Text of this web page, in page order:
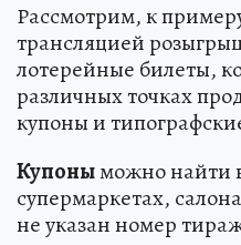
Рассмотрим, к
трансляцией
лотерейные билеты,
различных точках
купоны и
Купоныможно найти
супермаркетах,
не указан номер